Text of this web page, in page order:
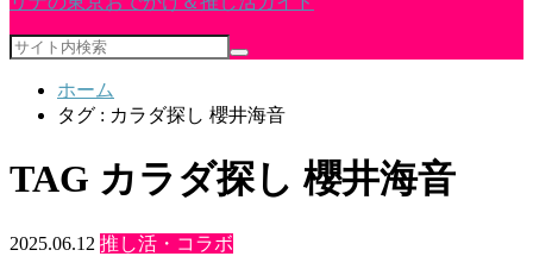
ホーム
タグ : カラダ探し 櫻井海音
TAG カラダ探し 櫻井海音
2025.06.12 推し活・コラボ